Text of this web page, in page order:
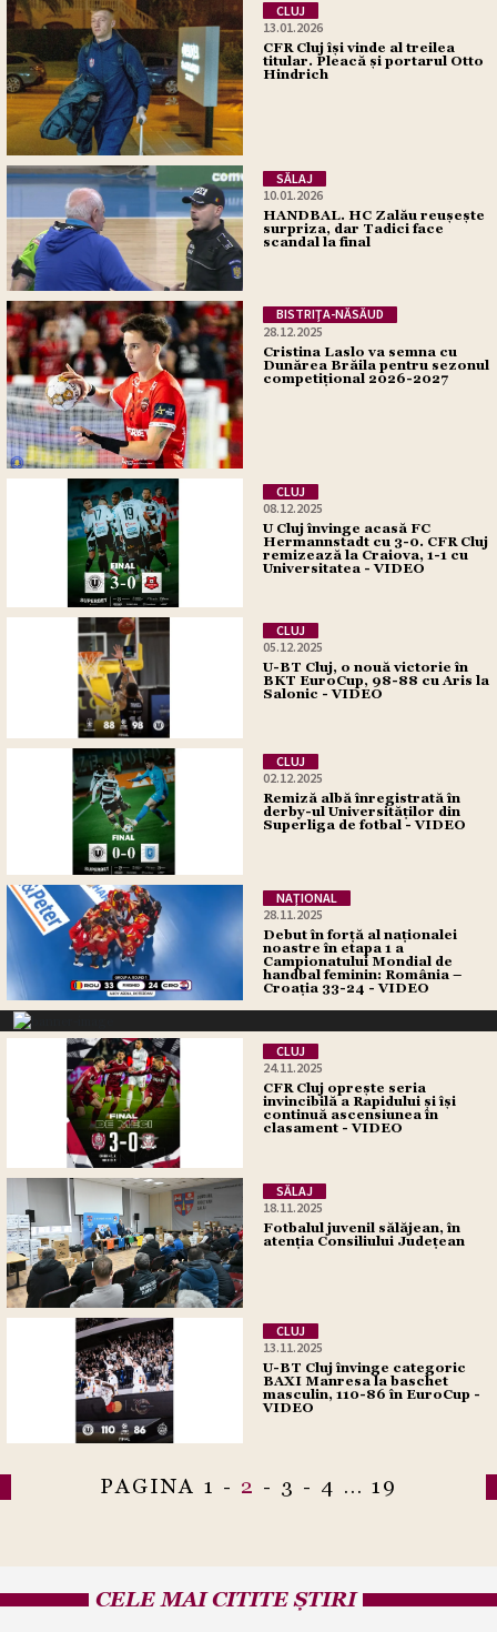
CLUJ
13.01.2026
CFR Cluj își vinde al treilea
titular. Pleacă și portarul Otto
Hindrich
SĂLAJ
10.01.2026
HANDBAL. HC Zalău reușește
surpriza, dar Tadici face
scandal la final
BISTRIŢA-NĂSĂUD
28.12.2025
Cristina Laslo va semna cu
Dunărea Brăila pentru sezonul
competițional 2026-2027
CLUJ
08.12.2025
U Cluj învinge acasă FC
Hermannstadt cu 3-0. CFR Cluj
remizează la Craiova, 1-1 cu
Universitatea - VIDEO
CLUJ
05.12.2025
U-BT Cluj, o nouă victorie în
BKT EuroCup, 98-88 cu Aris la
Salonic - VIDEO
CLUJ
02.12.2025
Remiză albă înregistrată în
derby-ul Universităților din
Superliga de fotbal - VIDEO
NAŢIONAL
28.11.2025
Debut în forță al naționalei
noastre în etapa 1 a
Campionatului Mondial de
handbal feminin: România –
Croația 33-24 - VIDEO
CLUJ
24.11.2025
CFR Cluj oprește seria
invincibilă a Rapidului și își
continuă ascensiunea în
clasament - VIDEO
SĂLAJ
18.11.2025
Fotbalul juvenil sălăjean, în
atenția Consiliului Județean
CLUJ
13.11.2025
U-BT Cluj învinge categoric
BAXI Manresa la baschet
masculin, 110-86 în EuroCup -
VIDEO
PAGINA 1 - 2 - 3 - 4 ... 19
CELE MAI CITITE ȘTIRI